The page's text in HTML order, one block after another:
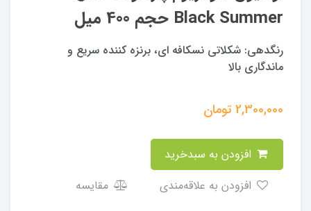
Black Summer حجم 400 میل
رنگدهی: شكلاتى نسکافه ای، برنزه كننده سريع و
ماندگارى بالا
2,300,000تومان
مقایسه